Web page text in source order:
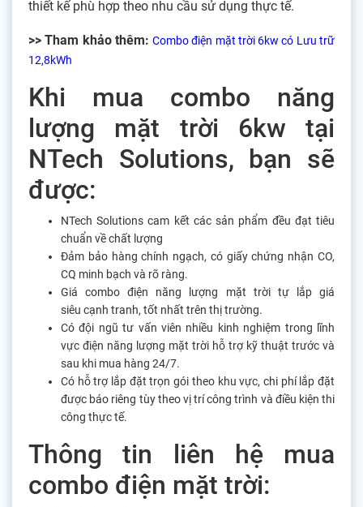
thiết kế phù hợp theo nhu cầu sử dụng thực tế.
>> Tham khảo thêm: Combo điện mặt trời 6kw có Lưu trữ
12,8kWh
Khi mua combo năng
lượng mặt trời 6kw tại
NTech Solutions, bạn sẽ
được:
NTech Solutions cam kết các sản phẩm đều đạt tiêu
chuẩn về chất lượng
Đảm bảo hàng chính ngạch, có giấy chứng nhận CO,
CQ minh bạch và rõ ràng.
Giá combo điện năng lượng mặt trời tự lắp giá
siêu cạnh tranh, tốt nhất trên thị trường.
Có đội ngũ tư vấn viên nhiều kinh nghiệm trong lĩnh
vực điện năng lượng mặt trời hỗ trợ kỹ thuật trước và
sau khi mua hàng 24/7.
Có hỗ trợ lắp đặt trọn gói theo khu vực, chi phí lắp đặt
được báo riêng tùy theo vị trí công trình và điều kiện thi
công thực tế.
Thông tin liên hệ mua
combo điện mặt trời: